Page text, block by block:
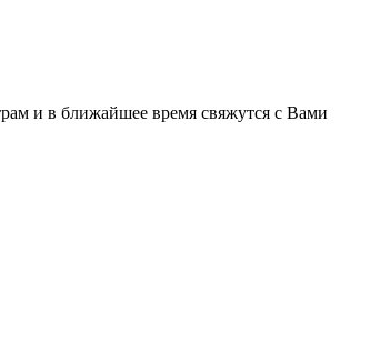
и в ближайшее время свяжутся с Вами